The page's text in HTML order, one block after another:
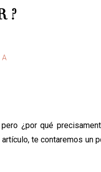
¿por qué
te contaremos un